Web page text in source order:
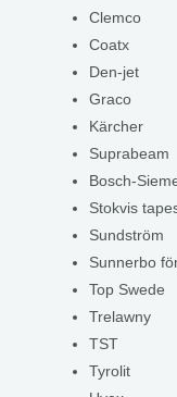
Clemco
Coatx
Den-jet
Graco
Kärcher
Suprabeam
Bosch-
Stokvis
Sundström
Sunnerbo
Top Swede
Trelawny
TST
Tyrolit